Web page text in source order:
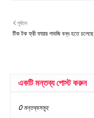
পূর্বতন
টিক টক ফ্রী ফায়ার পাবজি বন্ধ হতে চলেছে
একটি মন্তব্য পোস্ট করুন
0 মন্তব্যসমূহ